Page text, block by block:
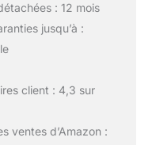
: 12 mois
jusqu’à :
client : 4,3 sur
ventes d’Amazon :